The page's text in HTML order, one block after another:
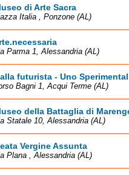
di Arte Sacra
Italia , Ponzone (AL)
Parma 1, Alessandria (AL)
futurista - Uno
Bagni 1, Acqui Terme (AL)
della Battaglia di
Statale 10, Alessandria (AL)
Vergine Assunta
Plana , Alessandria (AL)